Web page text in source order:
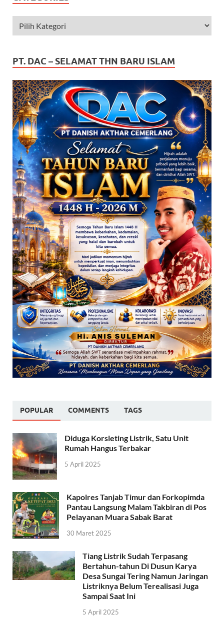
PT. DAC – SELAMAT THN BARU ISLAM
POPULAR COMMENTS TAGS
Diduga Korsleting Listrik, Satu Unit
Rumah Hangus Terbakar
5 April 2025
Kapolres Tanjab Timur dan Forkopimda
Pantau Langsung Malam Takbiran di Pos
Pelayanan Muara Sabak Barat
30 Maret 2025
Tiang Listrik Sudah Terpasang
Bertahun-tahun Di Dusun Karya
Desa Sungai Tering Namun Jaringan
Listriknya Belum Terealisasi Juga
Sampai Saat Ini
5 April 2025